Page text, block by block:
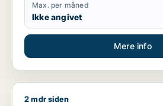
Max. per måned
Ikke angivet
Mere info
Jeg søger kontor, lager,
2 mdr siden